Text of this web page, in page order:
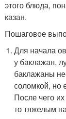
этого блюда,
казан.
Пошаговое
Для начала
у баклажан,
баклажаны
соломкой, но
После чего
то тяжелым